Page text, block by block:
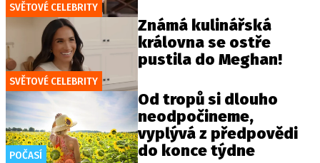
SVĚTOVÉ CELEBRITY
SVĚTOVÉ CELEBRITY
Známá kulinářská
královna se ostře
pustila do Meghan!
POČASÍ
Od tropů si dlouho
neodpočineme,
vyplývá z předpovědi
do konce týdne